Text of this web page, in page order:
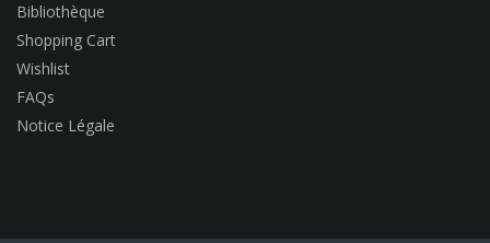
Bibliothèque
Shopping Cart
Wishlist
FAQs
Notice Légale